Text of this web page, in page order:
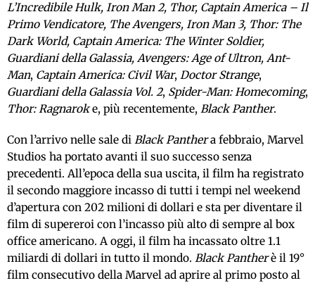
L’Incredibile Hulk, Iron Man 2, Thor, Captain America – Il
Primo Vendicatore, The Avengers, Iron Man 3, Thor: The
Dark World, Captain America: The Winter Soldier,
Guardiani della Galassia, Avengers: Age of Ultron, Ant-
Man, Captain America: Civil War, Doctor Strange,
Guardiani della Galassia Vol. 2, Spider-Man: Homecoming,
Thor: Ragnaroke, più recentemente, Black Panther.
Con l’arrivo nelle sale di Black Panthera febbraio, Marvel
Studios ha portato avanti il suo successo senza
precedenti. All’epoca della sua uscita, il film ha registrato
il secondo maggiore incasso di tutti i tempi nel weekend
d’apertura con 202 milioni di dollari e sta per diventare il
film di supereroi con l’incasso più alto di sempre al box
office americano. A oggi, il film ha incassato oltre 1.1
miliardi di dollari in tutto il mondo. Black Pantherè il 19°
film consecutivo della Marvel ad aprire al primo posto al